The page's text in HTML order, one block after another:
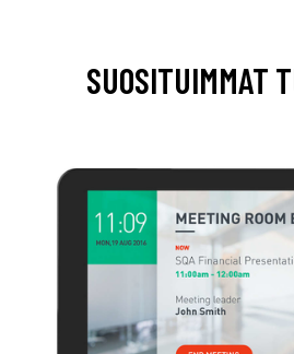
SUOSITUIMMAT